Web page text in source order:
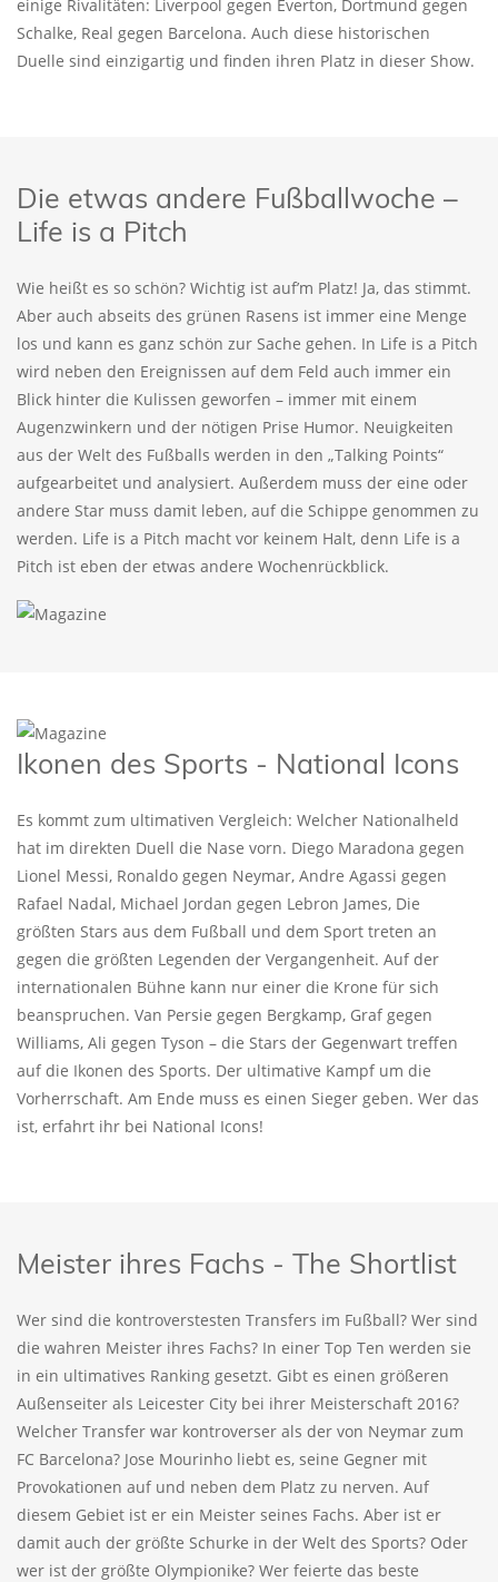
einige Rivalitäten: Liverpool gegen Everton, Dortmund gegen
Schalke, Real gegen Barcelona. Auch diese historischen
Duelle sind einzigartig und finden ihren Platz in dieser Show.
Die etwas andere Fußballwoche –
Life is a Pitch
Wie heißt es so schön? Wichtig ist auf’m Platz! Ja, das stimmt.
Aber auch abseits des grünen Rasens ist immer eine Menge
los und kann es ganz schön zur Sache gehen. In Life is a Pitch
wird neben den Ereignissen auf dem Feld auch immer ein
Blick hinter die Kulissen geworfen – immer mit einem
Augenzwinkern und der nötigen Prise Humor. Neuigkeiten
aus der Welt des Fußballs werden in den „Talking Points“
aufgearbeitet und analysiert. Außerdem muss der eine oder
andere Star muss damit leben, auf die Schippe genommen zu
werden. Life is a Pitch macht vor keinem Halt, denn Life is a
Pitch ist eben der etwas andere Wochenrückblick.
Ikonen des Sports - National Icons
Es kommt zum ultimativen Vergleich: Welcher Nationalheld
hat im direkten Duell die Nase vorn. Diego Maradona gegen
Lionel Messi, Ronaldo gegen Neymar, Andre Agassi gegen
Rafael Nadal, Michael Jordan gegen Lebron James, Die
größten Stars aus dem Fußball und dem Sport treten an
gegen die größten Legenden der Vergangenheit. Auf der
internationalen Bühne kann nur einer die Krone für sich
beanspruchen. Van Persie gegen Bergkamp, Graf gegen
Williams, Ali gegen Tyson – die Stars der Gegenwart treffen
auf die Ikonen des Sports. Der ultimative Kampf um die
Vorherrschaft. Am Ende muss es einen Sieger geben. Wer das
ist, erfahrt ihr bei National Icons!
Meister ihres Fachs - The Shortlist
Wer sind die kontroverstesten Transfers im Fußball? Wer sind
die wahren Meister ihres Fachs? In einer Top Ten werden sie
in ein ultimatives Ranking gesetzt. Gibt es einen größeren
Außenseiter als Leicester City bei ihrer Meisterschaft 2016?
Welcher Transfer war kontroverser als der von Neymar zum
FC Barcelona? Jose Mourinho liebt es, seine Gegner mit
Provokationen auf und neben dem Platz zu nerven. Auf
diesem Gebiet ist er ein Meister seines Fachs. Aber ist er
damit auch der größte Schurke in der Welt des Sports? Oder
wer ist der größte Olympionike? Wer feierte das beste